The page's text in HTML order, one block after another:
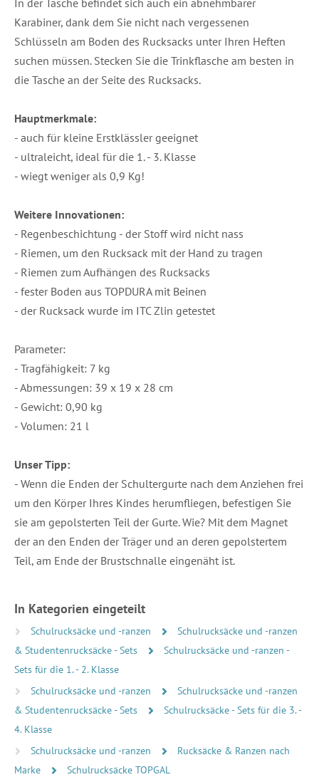
Karabiner, dank dem Sie nicht nach vergessenen
Schlüsseln am Boden des Rucksacks unter Ihren Heften
suchen müssen. Stecken Sie die Trinkflasche am besten in
die Tasche an der Seite des Rucksacks.
Hauptmerkmale:
- auch für kleine Erstklässler geeignet
- ultraleicht, ideal für die 1. - 3. Klasse
- wiegt weniger als 0,9 Kg!
Weitere Innovationen:
- Regenbeschichtung - der Stoff wird nicht nass
- Riemen, um den Rucksack mit der Hand zu tragen
- Riemen zum Aufhängen des Rucksacks
- fester Boden aus TOPDURA mit Beinen
- der Rucksack wurde im ITC Zlin getestet
Parameter:
- Tragfähigkeit: 7 kg
- Abmessungen: 39 x 19 x 28 cm
- Gewicht: 0,90 kg
- Volumen: 21 l
Unser Tipp:
- Wenn die Enden der Schultergurte nach dem Anziehen frei
um den Körper Ihres Kindes herumfliegen, befestigen Sie
sie am gepolsterten Teil der Gurte. Wie? Mit dem Magnet
der an den Enden der Träger und an deren gepolstertem
Teil, am Ende der Brustschnalle eingenäht ist.
In Kategorien eingeteilt
Schulrucksäcke und -ranzen
Schulrucksäcke und -ranzen
& Studentenrucksäcke - Sets
Schulrucksäcke und -ranzen -
Sets für die 1. - 2. Klasse
Schulrucksäcke und -ranzen
Schulrucksäcke und -ranzen
& Studentenrucksäcke - Sets
Schulrucksäcke - Sets für die 3. -
4. Klasse
Schulrucksäcke und -ranzen
Rucksäcke & Ranzen nach
Marke
Schulrucksäcke TOPGAL